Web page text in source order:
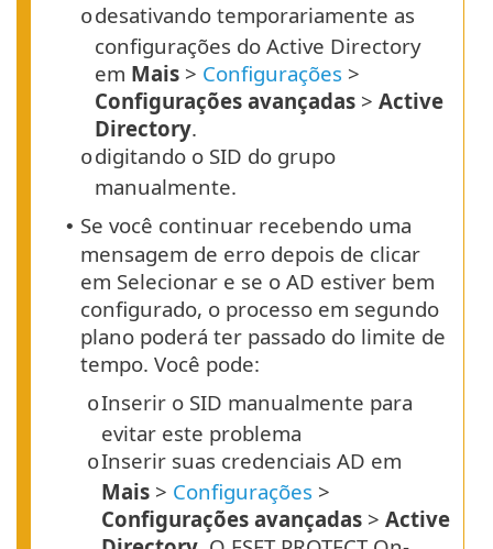
odesativando temporariamente as
configurações do Active Directory
em Mais > Configurações >
Configurações avançadas > Active
Directory.
odigitando o SID do grupo
manualmente.
• Se você continuar recebendo uma
mensagem de erro depois de clicar
em Selecionar e se o AD estiver bem
configurado, o processo em segundo
plano poderá ter passado do limite de
tempo. Você pode:
oInserir o SID manualmente para
evitar este problema
oInserir suas credenciais AD em
Mais > Configurações >
Configurações avançadas > Active